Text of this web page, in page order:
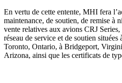
En vertu de cette entente, MHI fera
maintenance, de soutien, de remise à
vente relatives aux avions CRJ
réseau de service et de soutien
Toronto, Ontario, à Bridgeport,
Arizona, ainsi que les certificats de